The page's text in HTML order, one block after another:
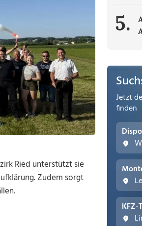
Ried unterstützt sie
Zudem sorgt
5.
Jetzt
finden